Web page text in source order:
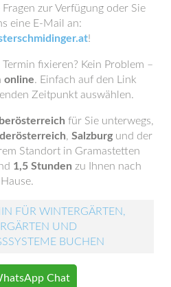
zur Verfügung oder Sie
eine E-Mail an:
!
fixieren? Kein Problem –
online. Einfach auf den Link
Zeitpunkt auswählen.
für Sie unterwegs,
, Salzburgund der
Standort in Gramastetten
1,5 Stunden zu Ihnen nach
Hause.
FÜR WINTERGÄRTEN,
UND
BUCHEN
Chat